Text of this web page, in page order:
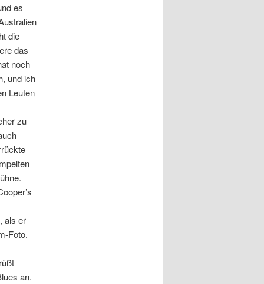
es
die
das
noch
und ich
Leuten
zu
als er
Foto.
an.